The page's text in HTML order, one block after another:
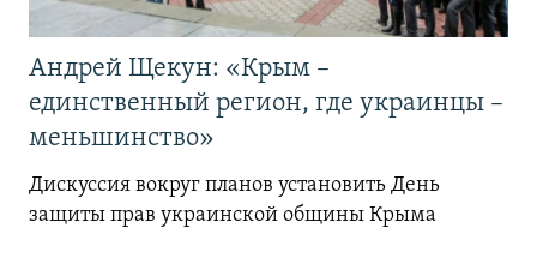
Андрей Щекун: «Крым –
единственный регион, где украинцы –
меньшинство»
Дискуссия вокруг планов установить День
защиты прав украинской общины Крыма